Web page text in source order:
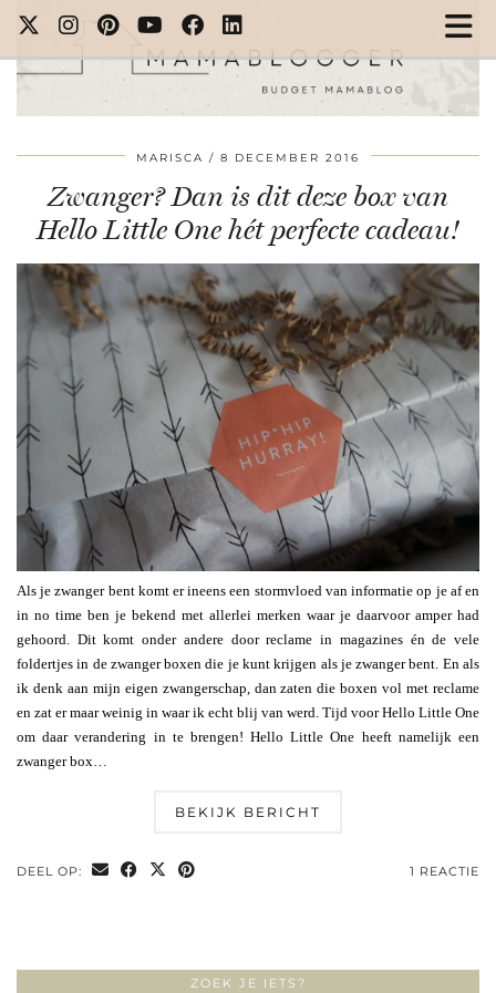
MARISCA 8 DECEMBER 2016
Zwanger? Dan is dit deze box van
Hello Little One hét perfecte cadeau!
Als je zwanger bent komt er ineens een stormvloed van informatie op je af en
in no time ben je bekend met allerlei merken waar je daarvoor amper had
gehoord. Dit komt onder andere door reclame in magazines én de vele
foldertjes in de zwanger boxen die je kunt krijgen als je zwanger bent. En als
ik denk aan mijn eigen zwangerschap, dan zaten die boxen vol met reclame
en zat er maar weinig in waar ik echt blij van werd. Tijd voor Hello Little One
om daar verandering in te brengen! Hello Little One heeft namelijk een
zwanger box…
BEKIJK BERICHT
DEEL OP: 1 REACTIE
ZOEK JE IETS?